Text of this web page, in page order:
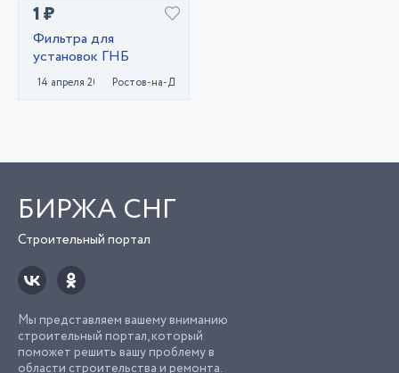
1 ₽
Фильтра для
установок ГНБ
14 апреля 2022 Ростов-на-Дону
БИРЖА СНГ
Строительный портал
Мы представляем вашему вниманию
строительный портал, который
поможет решить вашу проблему в
области строительства и ремонта.